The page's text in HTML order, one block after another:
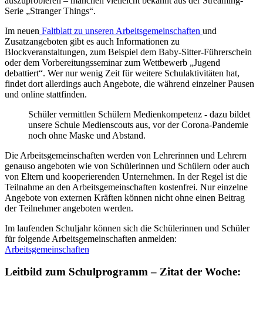
Serie „Stranger Things“.
Im neuen Faltblatt zu unseren Arbeitsgemeinschaften und
Zusatzangeboten gibt es auch Informationen zu
Blockveranstaltungen, zum Beispiel dem Baby-Sitter-Führerschein
oder dem Vorbereitungsseminar zum Wettbewerb „Jugend
debattiert“. Wer nur wenig Zeit für weitere Schulaktivitäten hat,
findet dort allerdings auch Angebote, die während einzelner Pausen
und online stattfinden.
Schüler vermittlen Schülern Medienkompetenz - dazu bildet
unsere Schule Medienscouts aus, vor der Corona-Pandemie
noch ohne Maske und Abstand.
Die Arbeitsgemeinschaften werden von Lehrerinnen und Lehrern
genauso angeboten wie von Schülerinnen und Schülern oder auch
von Eltern und kooperierenden Unternehmen. In der Regel ist die
Teilnahme an den Arbeitsgemeinschaften kostenfrei. Nur einzelne
Angebote von externen Kräften können nicht ohne einen Beitrag
der Teilnehmer angeboten werden.
Im laufenden Schuljahr können sich die Schülerinnen und Schüler
für folgende Arbeitsgemeinschaften anmelden:
Arbeitsgemeinschaften
Leitbild zum Schulprogramm – Zitat der Woche: